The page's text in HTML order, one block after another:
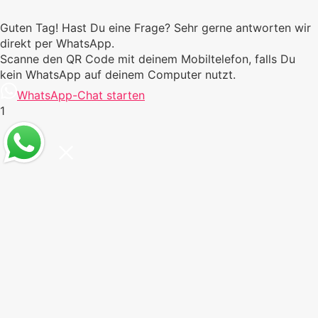
Guten Tag! Hast Du eine Frage? Sehr gerne antworten wir
direkt per WhatsApp.
Scanne den QR Code mit deinem Mobiltelefon, falls Du
kein WhatsApp auf deinem Computer nutzt.
WhatsApp-Chat starten
1